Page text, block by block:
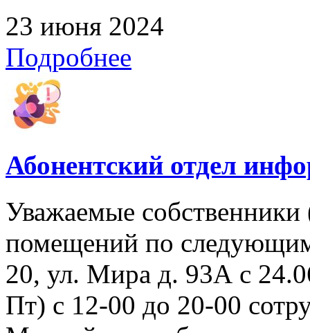
23 июня 2024
Подробнее
Абонентский отдел
Уважаемые
помещений по
20, ул. Мира д. 93А с
Пт) с 12-00 до 20-00